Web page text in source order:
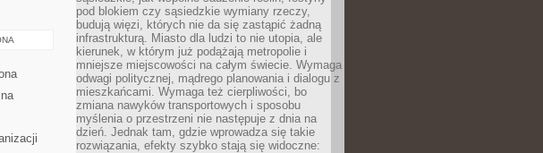
pod blokiem czy sąsiedzkie wymiany rzeczy,
budują więzi, których nie da się zastąpić żadną
infrastrukturą. Miasto dla ludzi to nie utopia, ale
kierunek, w którym już podążają metropolie i
mniejsze miejscowości na całym świecie. Wymaga
odwagi politycznej, mądrego planowania i dialogu z
mieszkańcami. Wymaga też cierpliwości, bo
zmiana nawyków transportowych i sposobu
myślenia o przestrzeni nie następuje z dnia na
dzień. Jednak tam, gdzie wprowadza się takie
rozwiązania, efekty szybko stają się widoczne: